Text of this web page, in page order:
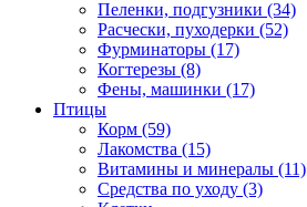
Пеленки, подгузники (34)
Расчески, пуходерки (52)
Фурминаторы (17)
Когтерезы (8)
Фены, машинки (17)
Птицы
Корм (59)
Лакомства (15)
Витамины и минералы (11)
Средства по уходу (3)